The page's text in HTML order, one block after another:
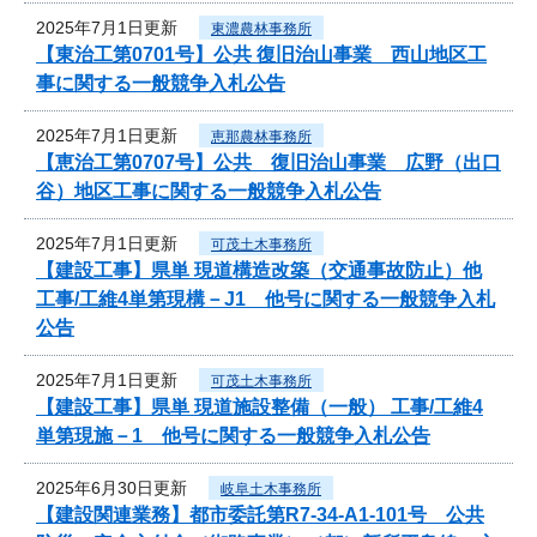
2025年7月1日更新 東濃農林事務所
【東治工第0701号】公共 復旧治山事業 西山地区工
事に関する一般競争入札公告
2025年7月1日更新 恵那農林事務所
【恵治工第0707号】公共 復旧治山事業 広野（出口
谷）地区工事に関する一般競争入札公告
2025年7月1日更新 可茂土木事務所
【建設工事】県単 現道構造改築（交通事故防止）他
工事/工維4単第現構－J1 他号に関する一般競争入札
公告
2025年7月1日更新 可茂土木事務所
【建設工事】県単 現道施設整備（一般） 工事/工維4
単第現施－1 他号に関する一般競争入札公告
2025年6月30日更新 岐阜土木事務所
【建設関連業務】都市委託第R7-34-A1-101号 公共